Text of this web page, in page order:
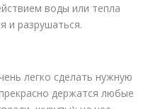
воды или тепла
и разрушаться.
легко сделать нужную
держатся любые